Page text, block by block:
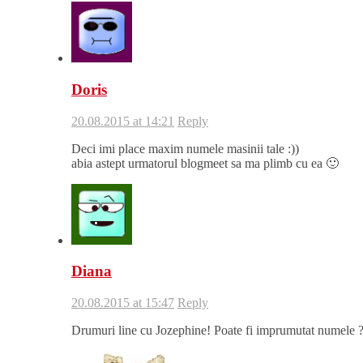
Doris
20.08.2015 at 14:21 Reply
Deci imi place maxim numele masinii tale :))
abia astept urmatorul blogmeet sa ma plimb cu ea 🙂
Diana
20.08.2015 at 15:47 Reply
Drumuri line cu Jozephine! Poate fi imprumutat numele